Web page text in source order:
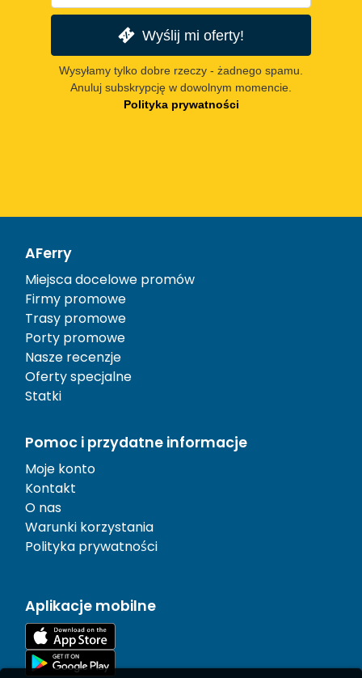
Wyślij mi oferty!
Wysyłamy tylko dobre rzeczy - żadnego spamu.
Anuluj subskrypcję w dowolnym momencie.
Polityka prywatności
AFerry
Miejsca docelowe promów
Firmy promowe
Trasy promowe
Porty promowe
Nasze recenzje
Oferty specjalne
Statki
Pomoc i przydatne informacje
Moje konto
Kontakt
O nas
Warunki korzystania
Polityka prywatności
Aplikacje mobilne